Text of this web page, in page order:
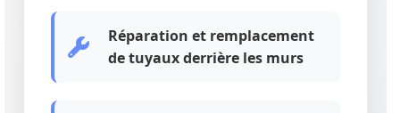
Réparation et remplacement
de tuyaux derrière les murs